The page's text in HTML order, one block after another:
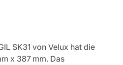
SK31 von Velux hat die
x 387 mm. Das